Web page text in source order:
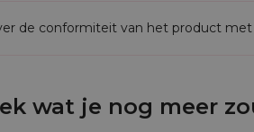
de conformiteit van het product
wat je nog meer